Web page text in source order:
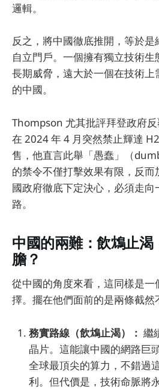
邏輯。
反之，將中國徹底推開，等於
自立門戶。一個擁有獨立技術
長期威脅，遠大於一個在技術上
的中國。
Thompson 尤其批評拜登政府
在 2024 年 4 月突然禁止輝達
售，他直言此舉「愚蠢」（
的禁令不僅打擊效果有限，反
國政府徹底下定決心，必須走
路。
中國的兩難：飲鴆止渴
膽？
從中國的角度來看，這同樣是
擇。擺在他們面前的是兩條截然
務實路線（飲鴆止渴）： 繼
晶片。這能讓中國的網路巨
全球最頂尖的算力，不錯過
利。但代價是，技術命脈將